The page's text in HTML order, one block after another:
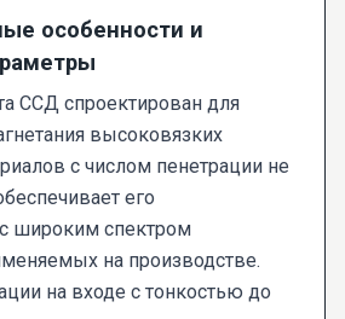
особенности и
ССД спроектирован для
высоковязких
с числом пенетрации не
его
широким спектром
на производстве.
на входе с тонкостью до